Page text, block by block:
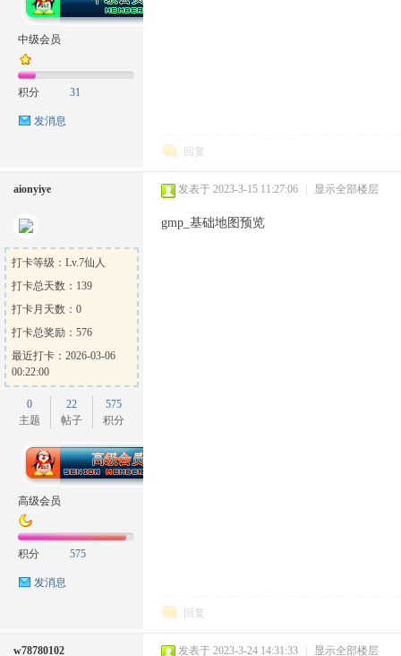
中级会员
积分 31
发消息
回复
aionyiye
打卡等级：Lv.7仙人
打卡总天数：139
打卡月天数：0
打卡总奖励：576
最近打卡：2026-03-06
00:22:00
0
主题
22
帖子
575
积分
高级会员
积分 575
发消息
发表于 2023-3-15 11:27:06 显示全部楼层
gmp_基础地图预览
回复
w78780102 发表于 2023-3-24 14:31:33 显示全部楼层